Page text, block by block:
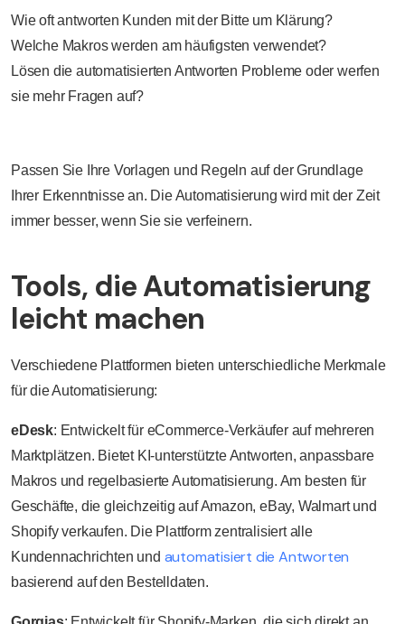
Wie oft antworten Kunden mit der Bitte um Klärung?
Welche Makros werden am häufigsten verwendet?
Lösen die automatisierten Antworten Probleme oder werfen
sie mehr Fragen auf?
Passen Sie Ihre Vorlagen und Regeln auf der Grundlage
Ihrer Erkenntnisse an. Die Automatisierung wird mit der Zeit
immer besser, wenn Sie sie verfeinern.
Tools, die Automatisierung
leicht machen
Verschiedene Plattformen bieten unterschiedliche Merkmale
für die Automatisierung:
eDesk: Entwickelt für eCommerce-Verkäufer auf mehreren
Marktplätzen. Bietet KI-unterstützte Antworten, anpassbare
Makros und regelbasierte Automatisierung. Am besten für
Geschäfte, die gleichzeitig auf Amazon, eBay, Walmart und
Shopify verkaufen. Die Plattform zentralisiert alle
Kundennachrichten und automatisiert die Antworten
basierend auf den Bestelldaten.